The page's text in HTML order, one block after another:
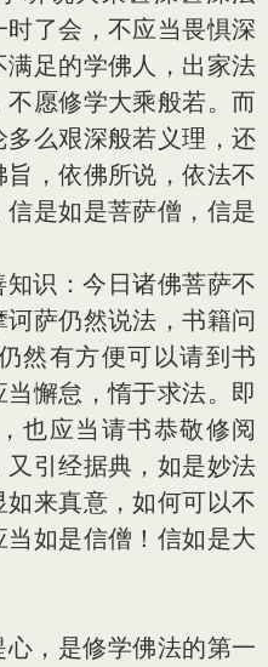
了会，不应当畏惧深
足的学佛人，出家法
愿修学大乘般若。而
么艰深般若义理，还
，依佛所说，依法不
是如是菩萨僧，信是
识：今日诸佛菩萨不
萨仍然说法，书籍问
然有方便可以请到书
懈怠，惰于求法。即
也应当请书恭敬修阅
引经据典，如是妙法
来真意，如何可以不
如是信僧！信如是大
心，是修学佛法的第一